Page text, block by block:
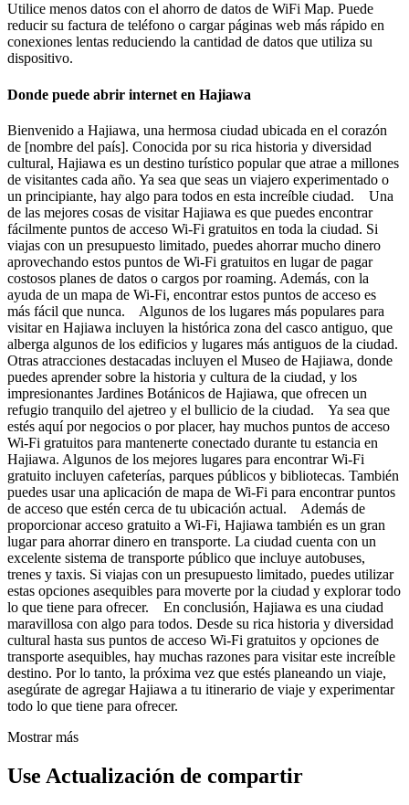
Utilice menos datos con el ahorro de datos de WiFi Map. Puede
reducir su factura de teléfono o cargar páginas web más rápido en
conexiones lentas reduciendo la cantidad de datos que utiliza su
dispositivo.
Donde puede abrir internet en Hajiawa
Bienvenido a Hajiawa, una hermosa ciudad ubicada en el corazón
de [nombre del país]. Conocida por su rica historia y diversidad
cultural, Hajiawa es un destino turístico popular que atrae a millones
de visitantes cada año. Ya sea que seas un viajero experimentado o
un principiante, hay algo para todos en esta increíble ciudad. Una
de las mejores cosas de visitar Hajiawa es que puedes encontrar
fácilmente puntos de acceso Wi-Fi gratuitos en toda la ciudad. Si
viajas con un presupuesto limitado, puedes ahorrar mucho dinero
aprovechando estos puntos de Wi-Fi gratuitos en lugar de pagar
costosos planes de datos o cargos por roaming. Además, con la
ayuda de un mapa de Wi-Fi, encontrar estos puntos de acceso es
más fácil que nunca. Algunos de los lugares más populares para
visitar en Hajiawa incluyen la histórica zona del casco antiguo, que
alberga algunos de los edificios y lugares más antiguos de la ciudad.
Otras atracciones destacadas incluyen el Museo de Hajiawa, donde
puedes aprender sobre la historia y cultura de la ciudad, y los
impresionantes Jardines Botánicos de Hajiawa, que ofrecen un
refugio tranquilo del ajetreo y el bullicio de la ciudad. Ya sea que
estés aquí por negocios o por placer, hay muchos puntos de acceso
Wi-Fi gratuitos para mantenerte conectado durante tu estancia en
Hajiawa. Algunos de los mejores lugares para encontrar Wi-Fi
gratuito incluyen cafeterías, parques públicos y bibliotecas. También
puedes usar una aplicación de mapa de Wi-Fi para encontrar puntos
de acceso que estén cerca de tu ubicación actual. Además de
proporcionar acceso gratuito a Wi-Fi, Hajiawa también es un gran
lugar para ahorrar dinero en transporte. La ciudad cuenta con un
excelente sistema de transporte público que incluye autobuses,
trenes y taxis. Si viajas con un presupuesto limitado, puedes utilizar
estas opciones asequibles para moverte por la ciudad y explorar todo
lo que tiene para ofrecer. En conclusión, Hajiawa es una ciudad
maravillosa con algo para todos. Desde su rica historia y diversidad
cultural hasta sus puntos de acceso Wi-Fi gratuitos y opciones de
transporte asequibles, hay muchas razones para visitar este increíble
destino. Por lo tanto, la próxima vez que estés planeando un viaje,
asegúrate de agregar Hajiawa a tu itinerario de viaje y experimentar
todo lo que tiene para ofrecer.
Mostrar más
Use Actualización de compartir